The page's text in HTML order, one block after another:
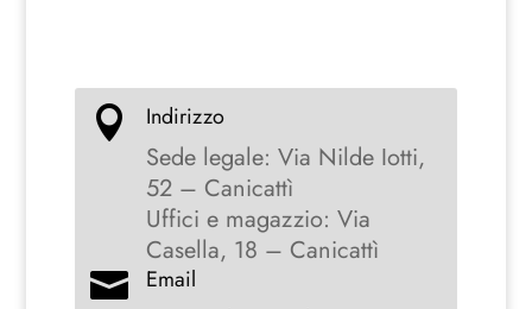
 Indirizzo
Sede legale: Via Nilde Iotti,
52 – Canicattì
Uffici e magazzio: Via
Casella, 18 – Canicattì
 Email